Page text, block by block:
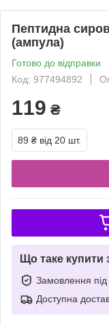
Пептидна
(ампула)
Готово до відправки
Код: 977494892
119 ₴
89 ₴ від 20 шт.
Що таке купити
Замовлення під
Доступна